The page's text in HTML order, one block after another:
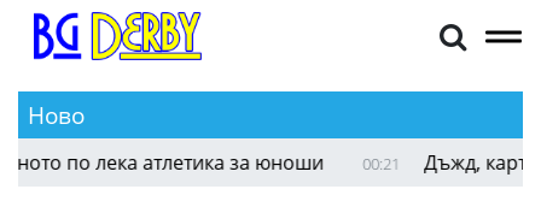
Ново
по лека атлетика за юноши 00:21 Дъжд, картони